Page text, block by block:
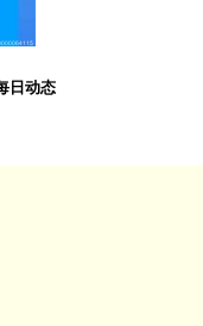
日动态